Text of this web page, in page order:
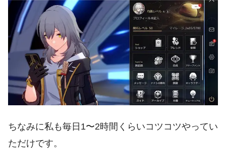
ちなみに私も毎日1〜2時間くらいコツコツやってい
ただけです。